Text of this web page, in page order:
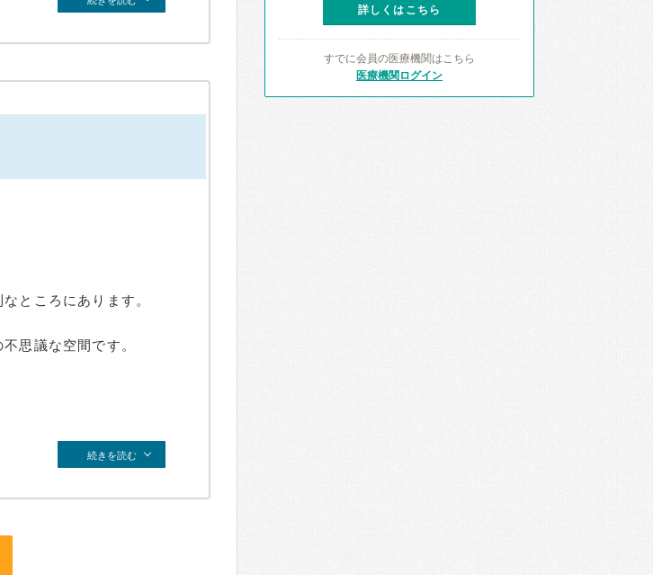
ところにあります。
思議な空間です。
続きを読む
詳しくはこちら
すでに会員の医療機関はこちら
医療機関ログイン